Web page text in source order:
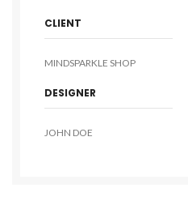
CLIENT
MINDSPARKLE SHOP
DESIGNER
JOHN DOE